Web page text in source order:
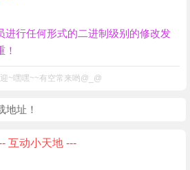
进行任何形式的二进制级别的修改发
~嘿嘿~~有空常来哟@_@
地址！
互动小天地 ---